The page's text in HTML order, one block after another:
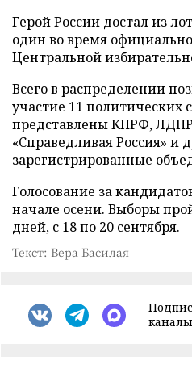
Герой России достал из
один во время
Центральной
Всего в распределении
участие 11 политических
представлены КПРФ,
«Справедливая Россия» и
зарегистрированные
Голосование за
начале осени. Выборы
дней, с 18 по 20 сентября.
Текст: Вера Басилая
каналы